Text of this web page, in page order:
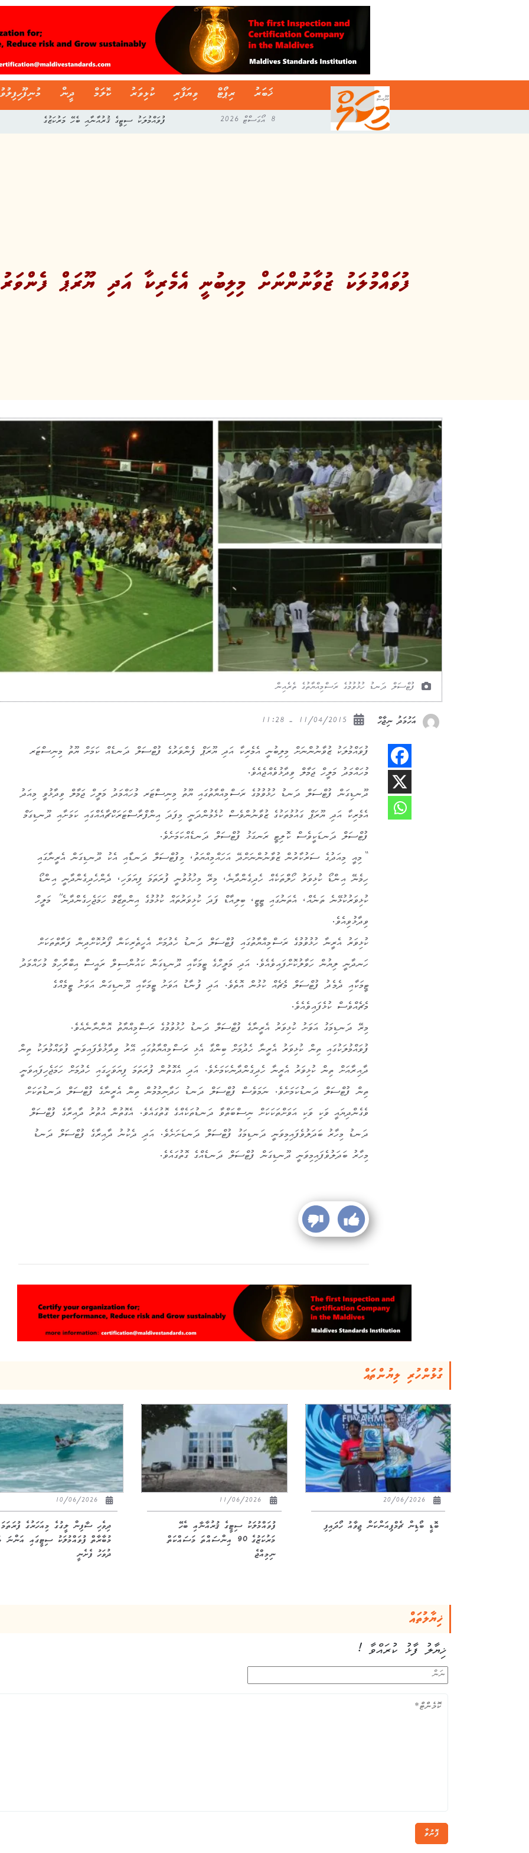
ޚަބަރު ރިޕޯޓް ވިޔަފާރި ކުޅިވަރު ކޮލަމް ދީން
8 އޯގަސްޓް 2026 ފުވައްމުލަކު ސިޓީގެ ޤުރުއާނާއި ބެހޭ މަރުކަޒުގެ
ފުވައްމުލަކު ޒުވާނުންނަށް މިލިބުނީ އެމެރިކާ އަދި ޔޫރަޕް
ފުޓްސަލް ދަނޑު ހުޅުވުމުގެ ރަސްމިއްޔާތުގެ ތެރެއިން
އަހުމަދު ނިޖާހް
ފުވައްމުލަކު ޒުވާނުންނަށް މިލިބުނީ އެމެރިކާ އަދި ޔޫރަޕް ފެންވަރުގެ ފުޓްސަލް ދަނޑެއް ކަމަށް ޔޫތު މިނިސްޓަރ
މުހައްމަދު މަލީހް ޖަމާލް ވިދާޅުވެއްޖެއެވެ.
ދޫނޑިގަން ފުޓްސަލް ދަނޑު ހުޅުވުމުގެ ރަސްމިއްޔާތުގައި ޔޫތު މިނިސްޓަރ މުހައްމަދު މަލީހް ޖަމާލް ވިދާޅުވީ މިއަދު
އެމެރިކާ އަދި ޔޫރަޕް ގައުމުތަކުގެ ޒުވާނުންވެސް ކުޅެމުންދަނީ މިފަދަ އިންފްރާސްޓަރަކްޗާއެއްގައި ކަމަށާއި ދޫނޑިގަމް
ފުޓްސަލް ދަނޑަކީވެސް ކޮލިޓީ ރަނގަޅު ފުޓްސަލް ދަނޑެއްކަމަށެވެ.
“މިއީ މިއަދުގެ ސަރުކާރުން ޒުވާނުންނަށްދޭ އަހައްމިއްޔަތު، މިފުޓްސަލް ދަނޑާއި އެކު ދޫނޑިގަން އެރީނާގައި
ހިމެނޭ އިންޑޯ ކުޅިވަރު ހޯލްތަކެއް ހެދިގެންދާނެ، މިރޭ މިހުޅުވުނީ ފުރަތަމަ ފިޔަވަހި، ދެންހެދިގެންދާނީ އިންޑޯ
ކުޅިވަރުކުޅޭނެ ތަނެއް، އެތަނުގައި ޓީޓީ، ބިލިއާޑް ފަދަ ކުޅިވަރުތައް ކުޅުމުގެ އިންތިޒާމް ހަމަޖެހިގެންދާނެ” މަލީހް
ވިދާޅުވިއެވެ.
ކުޅިވަރު އެރީނާ ހުޅުވުމުގެ ރަސްމިއްޔާތުގައި ފުޓްސަލް ދަނޑު ހެދުމަށް އެހީތެރިކަން ފޯރުކޮށްދިން ފަރާތްތަކަށް
ހަނދާނީ ލިޔުން ހަވާލުކޮށްފައިވެއެވެ. އަދި މަލީހްގެ ޓީމަކާއި ދޫނޑިގަން ކައުންސިލް ރައީސް އިބްރާހިމް މުހައްމަދު
ޓީމަކާއި ދެމެދު ފުޓްސަލް މެޗެއް ކުޅުން އޮތެވެ. އަދި ފުނާޑު އަވަށު ޓީމަކާއި ދޫނޑިގަން އަވަށު ޓީމެއްގެ
މެޗެއްވެސް ކުޅެފައިވެއެވެ.
މިރޭ ދަނޑިމަގު އަވަށު ކުޅިވަރު އެރީނާގެ ފުޓްސަލް ދަނޑު ހުޅުވުމުގެ ރަސްމިއްޔާތު އޮންނާނެއެވެ.
ފުވައްމުލަކުގައި ތިން ކުޅިވަރު އެރީނާ ހެދުމަށް ބިންގާ އެޅި ރަސްމިއްޔާތުގައި އޭރު ވިދާޅުވެފައިވަނީ ފުވައްމުލަކު ތިން
ދާއިރާއަށް ތިން ކުޅިވަރު އެރީނާ ހެދިގެންދާނެކަމަށެވެ. އަދި އެގޮތުން ފުރަތަމަ ފިޔަވަހީގައި ހެދުމަށް ހަމަޖެހިފައިވަނީ
ތިން ފުޓްސަލް ދަނޑުކަމަށެވެ. ނަމަވެސް ފުޓްސަލް ދަނޑު ހަދާނިމުމުން ތިން އެރީނާގެ ފުޓްސަލް ދަނޑުތަކަށް
ވެގެންދިޔައީ ވަކި ވަކި އަވަށްތަކަކަށް ނިސްބަތްވާ ދަނޑުތަކެއްގެ ގޮތުގައެވެ. އެގޮތުން އުތުރު ދާއިރާގެ ފުޓްސަލް
ދަނޑު މިހާރު ބަދަލުވެފައިމިވަނީ ދަނޑިމަގު ފުޓްސަލް ދަނޑަށަށެވެ. އަދި ދެކުނު ދާއިރާގެ ފުޓްސަލް ދަނޑު
މިހާރު ބަދަލުވެފައިމިވަނީ ދޫނޑިގަން ފުޓްސަލް ދަނޑެއްގެ ގޮތުގައެވެ.
ގުޅުންހުރި ލިޔުންތައް
20/06/2026
ބޮޑީ ބޯޑިން ޗެމްޕިއަންކަން ޖިވާއު ހޯދައިފި
ފުވައްމުލަކު ސިޓީގެ ޤުރުއާނާއި ބެހޭ
މަރުކަޒުގެ 90 އިންސައްތަ މަސައްކަތް
ނިމިއްޖެ
10/06/2026
ދިވެހި ސާފިން ލީގުގެ މިއަހަރުގެ ފުރަތަމަ
މުބާރާތް ފުވައްމުލަކު ސިޓީގައި އަންނަ
ދުވަހު ފެށެނީ
ޚިޔާލުތައް
ޚިޔާލު ފާޅު ކުރައްވާ !
ފޮނުވާ